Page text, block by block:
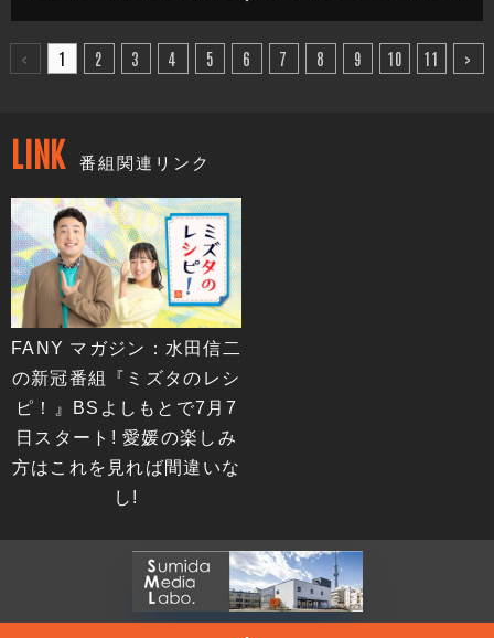
もと、3人は面白さを高める企画に挑戦。 移動中の車内や道
中、さらには滝の前でもモノボケを披露！はたして3人は“面
白さ”を開花させることができたのか！？
< 1 2 3 4 5 6 7 8 9 10 11 >
LINK 番組関連リンク
FANY マガジン：水田信二
の新冠番組『ミズタのレシ
ピ！』BSよしもとで7月7
日スタート! 愛媛の楽しみ
方はこれを見れば間違いな
し!